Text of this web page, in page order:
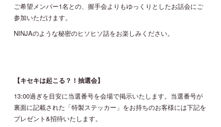
ご希望メンバー1名との、握手会よりもゆっくりとしたお話会にご
参加いただけます。
NINJAのような秘密のヒソヒソ話をお楽しみください。
【キセキは起こる？！抽選会】
13:00過ぎを目安に当選番号を会場で掲示いたします。当選番号が
裏面に記載された「特製ステッカー」をお持ちのお客様には下記を
プレゼント&招待いたします。